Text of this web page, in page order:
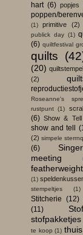
hart (6) popjes
poppen/
(1)
primitive (2)
publick day (1)
(6) quiltfestival
quilts
(20)
(2)
Roseanne's
rustpunt (1)
(6) Show & Tell
show and tell
(2) simpele
(6)
meeting
featherweight
(1)
stempeltjes (1)
Stitcherie (12)
(11)
stofpakketjes
te koop (1) thuis